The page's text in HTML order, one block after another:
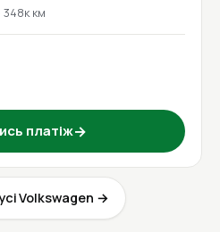
348к км
платіж→
Volkswagen →